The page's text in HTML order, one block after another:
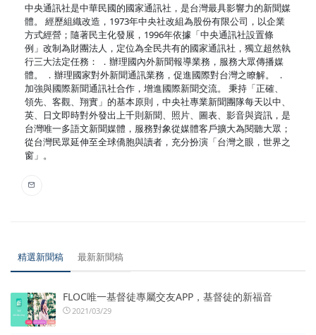
中央通訊社是中華民國的國家通訊社，是台灣最具影響力的新聞媒
體。 經歷組織改造，1973年中央社改組為股份有限公司，以企業
方式經營；隨著民主化發展，1996年依據「中央通訊社設置條
例」改制為財團法人，定位為全民共有的國家通訊社，獨立超然執
行三大法定任務： ．辦理國內外新聞報導業務，服務大眾傳播媒
體。 ．辦理國家對外新聞通訊業務，促進國際對台灣之瞭解。 ．
加強與國際新聞通訊社合作，增進國際新聞交流。 秉持「正確、
領先、客觀、翔實」的基本原則，中央社專業新聞團隊每天以中、
英、日文即時對外發出上千則新聞、照片、圖表、影音與資訊，是
台灣唯一多語文新聞媒體，服務對象從媒體客戶擴大為閱聽大眾；
從台灣民眾延伸至全球僑胞與讀者，充分扮演「台灣之眼，世界之
窗」。
精選新聞稿 最新新聞稿
FLOC唯一基督徒專屬交友APP，基督徒的新福音
2021/03/29